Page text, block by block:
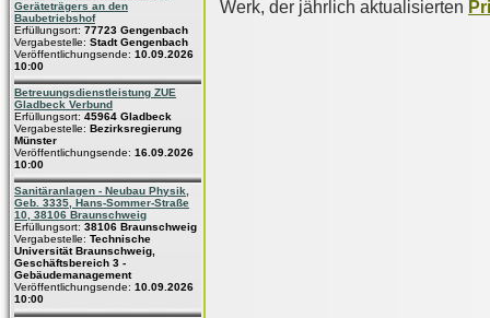
Geräteträgers an den
Baubetriebshof
Erfüllungsort: 77723 Gengenbach
Vergabestelle: Stadt Gengenbach
Veröffentlichungsende: 10.09.2026
10:00
Betreuungsdienstleistung ZUE
Gladbeck Verbund
Erfüllungsort: 45964 Gladbeck
Vergabestelle: Bezirksregierung
Münster
Veröffentlichungsende: 16.09.2026
10:00
Sanitäranlagen - Neubau Physik,
Geb. 3335, Hans-Sommer-Straße
10, 38106 Braunschweig
Erfüllungsort: 38106 Braunschweig
Vergabestelle: Technische
Universität Braunschweig,
Geschäftsbereich 3 -
Gebäudemanagement
Veröffentlichungsende: 10.09.2026
10:00
Werk, der jährlich aktualisierten